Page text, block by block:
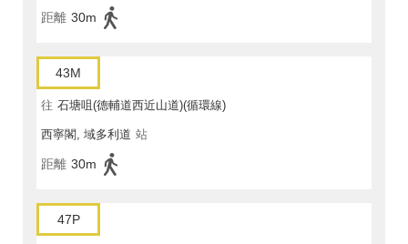
距離 30m
43M
往 石塘咀(德輔道西近山道)(循環線)
西寧閣, 域多利道 站
距離 30m
47P